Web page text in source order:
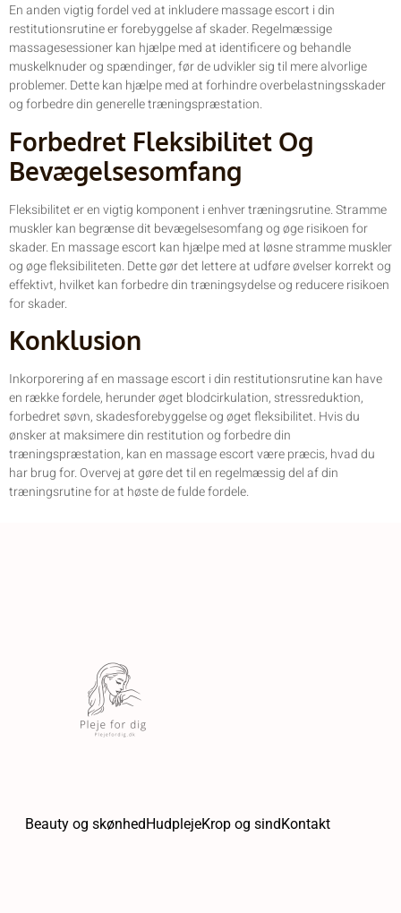
En anden vigtig fordel ved at inkludere massage escort i din
restitutionsrutine er forebyggelse af skader. Regelmæssige
massagesessioner kan hjælpe med at identificere og behandle
muskelknuder og spændinger, før de udvikler sig til mere alvorlige
problemer. Dette kan hjælpe med at forhindre overbelastningsskader
og forbedre din generelle træningspræstation.
Forbedret Fleksibilitet Og
Bevægelsesomfang
Fleksibilitet er en vigtig komponent i enhver træningsrutine. Stramme
muskler kan begrænse dit bevægelsesomfang og øge risikoen for
skader. En massage escort kan hjælpe med at løsne stramme muskler
og øge fleksibiliteten. Dette gør det lettere at udføre øvelser korrekt og
effektivt, hvilket kan forbedre din træningsydelse og reducere risikoen
for skader.
Konklusion
Inkorporering af en massage escort i din restitutionsrutine kan have
en række fordele, herunder øget blodcirkulation, stressreduktion,
forbedret søvn, skadesforebyggelse og øget fleksibilitet. Hvis du
ønsker at maksimere din restitution og forbedre din
træningspræstation, kan en massage escort være præcis, hvad du
har brug for. Overvej at gøre det til en regelmæssig del af din
træningsrutine for at høste de fulde fordele.
Beauty og skønhedHudplejeKrop og sindKontakt